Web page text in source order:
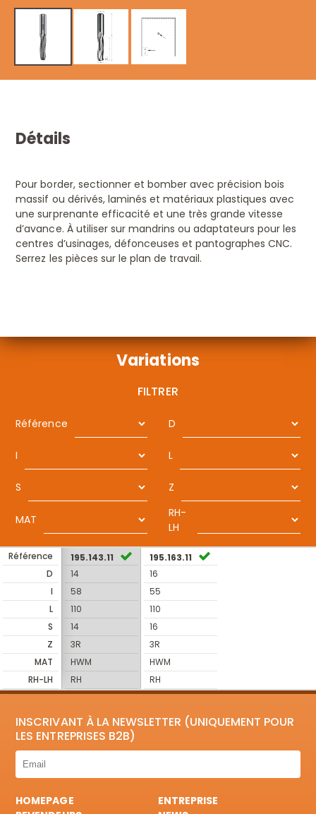
Détails
Pour border, sectionner et bomber avec précision bois
massif ou dérivés, laminés et matériaux plastiques avec
une surprenante efficacité et une très grande vitesse
d’avance. À utiliser sur mandrins ou adaptateurs pour les
centres d’usinages, défonceuses et pantographes CNC.
Serrez les pièces sur le plan de travail.
Variations
FILTRER
Référence D
I L
S Z
MAT
RH-
LH
Référence
D
I
L
S
Z
MAT
RH-LH
195.143.11
14
58
110
14
3R
HWM
RH
195.163.11
16
55
110
16
3R
HWM
RH
INSCRIVANT À LA NEWSLETTER (UNIQUEMENT POUR
LES ENTREPRISES B2B)
HOMEPAGE
ENTREPRISE